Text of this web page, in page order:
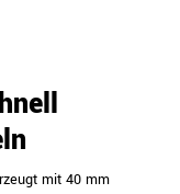
mit 40 mm